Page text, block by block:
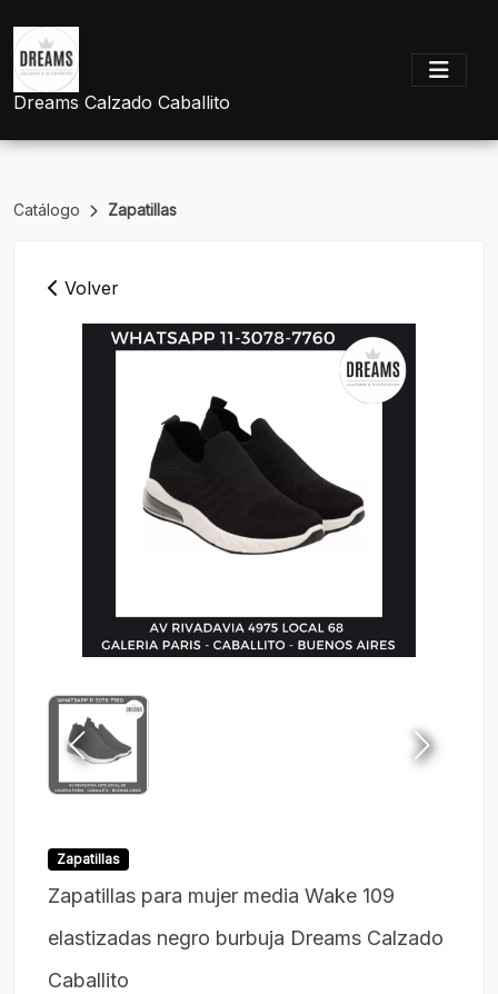
Dreams Calzado Caballito
Catálogo Zapatillas
Volver
Zapatillas
Zapatillas para mujer media Wake 109
elastizadas negro burbuja Dreams Calzado
Caballito